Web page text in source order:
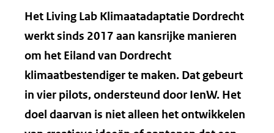
Het Living Lab Klimaatadaptatie Dordrecht
werkt sinds 2017 aan kansrijke manieren
om het Eiland van Dordrecht
klimaatbestendiger te maken. Dat gebeurt
in vier pilots, ondersteund door IenW. Het
doel daarvan is niet alleen het ontwikkelen